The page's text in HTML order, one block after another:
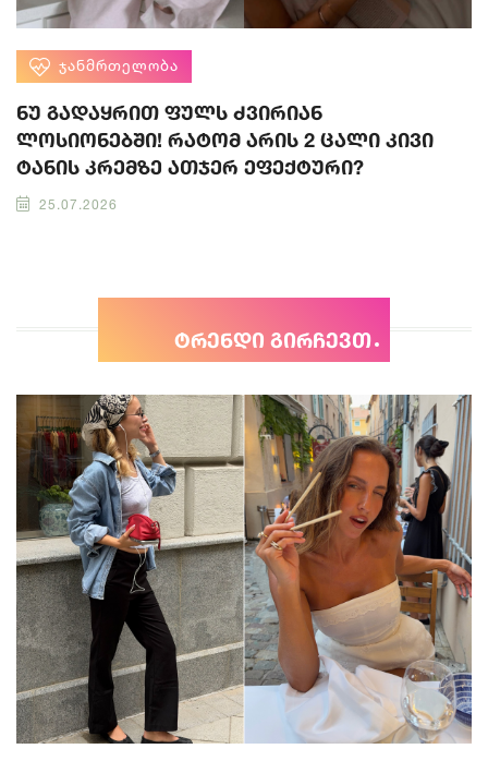
ᲯᲐᲜᲛᲠᲗᲔᲚᲝᲑᲐ
ნუ გადაყრით ფულს ძვირიან
ლოსიონებში! რატომ არის 2 ცალი კივი
ტანის კრემზე ათჯერ ეფექტური?
25.07.2026
ტრენდი გირჩევთ